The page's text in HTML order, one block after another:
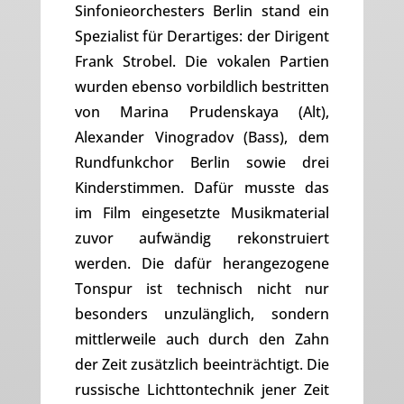
Sinfonieorchesters Berlin stand ein
Spezialist für Derartiges: der Dirigent
Frank Strobel. Die vokalen Partien
wurden ebenso vorbildlich bestritten
von Marina Prudenskaya (Alt),
Alexander Vinogradov (Bass), dem
Rundfunkchor Berlin sowie drei
Kinderstimmen. Dafür musste das
im Film eingesetzte Musikmaterial
zuvor aufwändig rekonstruiert
werden. Die dafür herangezogene
Tonspur ist technisch nicht nur
besonders unzulänglich, sondern
mittlerweile auch durch den Zahn
der Zeit zusätzlich beeinträchtigt. Die
russische Lichttontechnik jener Zeit